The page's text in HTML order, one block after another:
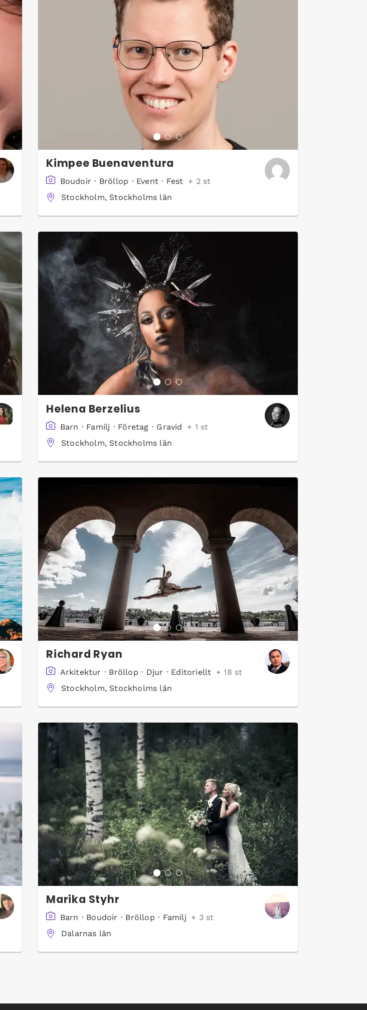
Kimpee Buenaventura
Boudoir · Bröllop · Event · Fest + 2 st
Stockholm, Stockholms län
Helena Berzelius
Barn · Familj · Företag · Gravid
+ 1 st
Stockholm, Stockholms län
Richard Ryan
Arkitektur · Bröllop · Djur · Editoriellt + 18 st
Stockholm, Stockholms län
Marika Styhr
Barn · Boudoir · Bröllop · Familj + 3 st
Dalarnas län